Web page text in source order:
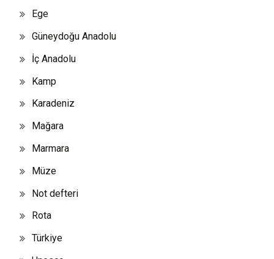
Ege
Güneydoğu Anadolu
İç Anadolu
Kamp
Karadeniz
Mağara
Marmara
Müze
Not defteri
Rota
Türkiye